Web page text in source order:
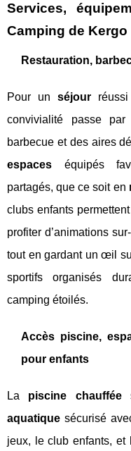
Services,
Camping de Kergo
Restauration,
Pour unséjour
convivialité passe
barbecue et des aires
espaces équipés
partagés, que ce soit en
clubs enfants
profiter d’animations
tout en gardant un œil
sportifs organisés
camping étoilés.
Accès piscine,
pour enfants
La piscine chauffée
aquatique sécurisé
jeux, le club enfants, et